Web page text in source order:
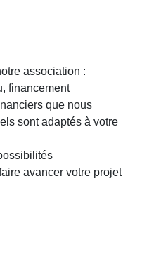
association :
financement
que nous
sont adaptés à votre
avancer votre projet